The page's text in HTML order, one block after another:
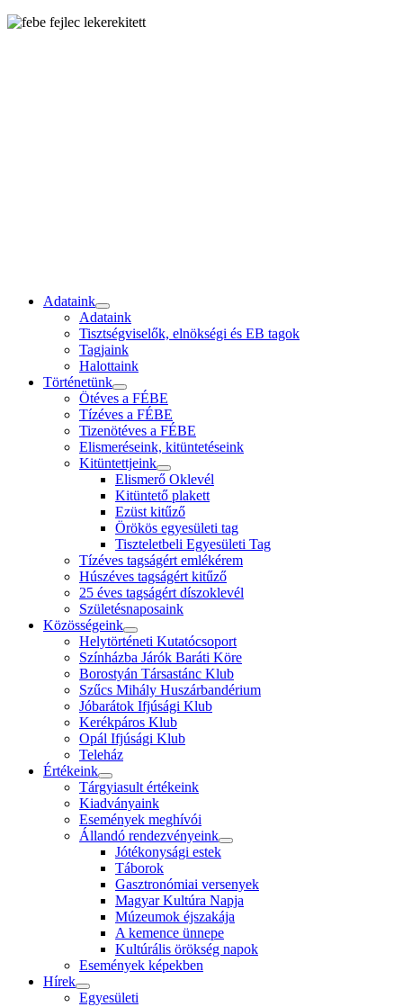
Adataink
Adataink
Tisztségviselők, elnökségi és EB tagok
Tagjaink
Halottaink
Történetünk
Ötéves a FÉBE
Tízéves a FÉBE
Tizenötéves a FÉBE
Elismeréseink, kitüntetéseink
Kitüntettjeink
Elismerő Oklevél
Kitüntető plakett
Ezüst kitűző
Örökös egyesületi tag
Tiszteletbeli Egyesületi Tag
Tízéves tagságért emlékérem
Húszéves tagságért kitűző
25 éves tagságért díszoklevél
Születésnaposaink
Közösségeink
Helytörténeti Kutatócsoport
Színházba Járók Baráti Köre
Borostyán Társastánc Klub
Szűcs Mihály Huszárbandérium
Jóbarátok Ifjúsági Klub
Kerékpáros Klub
Opál Ifjúsági Klub
Teleház
Értékeink
Tárgyiasult értékeink
Kiadványaink
Események meghívói
Állandó rendezvényeink
Jótékonysági estek
Táborok
Gasztronómiai versenyek
Magyar Kultúra Napja
Múzeumok éjszakája
A kemence ünnepe
Kultúrális örökség napok
Események képekben
Hírek
Egyesületi